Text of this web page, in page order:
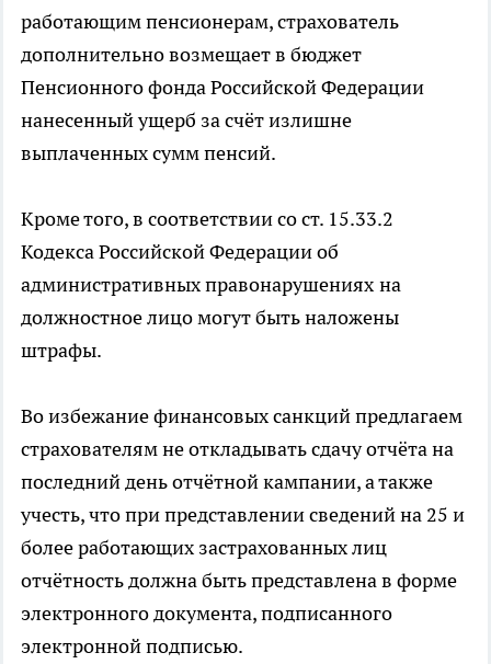
работающим пенсионерам, страхователь
дополнительно возмещает в бюджет
Пенсионного фонда Российской Федерации
нанесенный ущерб за счёт излишне
выплаченных сумм пенсий.
Кроме того, в соответствии со ст. 15.33.2
Кодекса Российской Федерации об
административных правонарушениях на
должностное лицо могут быть наложены
штрафы.
Во избежание финансовых санкций предлагаем
страхователям не откладывать сдачу отчёта на
последний день отчётной кампании, а также
учесть, что при представлении сведений на 25 и
более работающих застрахованных лиц
отчётность должна быть представлена в форме
электронного документа, подписанного
электронной подписью.